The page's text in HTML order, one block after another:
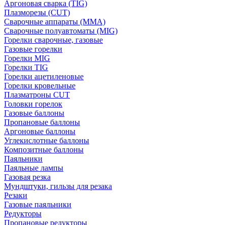
Аргоновая сварка (TIG)
Плазморезы (CUT)
Сварочные аппараты (MMA)
Сварочные полуавтоматы (MIG)
Горелки сварочные, газовые
Газовые горелки
Горелки MIG
Горелки TIG
Горелки ацетиленовые
Горелки кровельные
Плазматроны CUT
Головки горелок
Газовые баллоны
Пропановые баллоны
Аргоновые баллоны
Углекислотные баллоны
Композитные баллоны
Паяльники
Паяльные лампы
Газовая резка
Мундштуки, гильзы для резака
Резаки
Газовые паяльники
Редукторы
Пропановые редукторы